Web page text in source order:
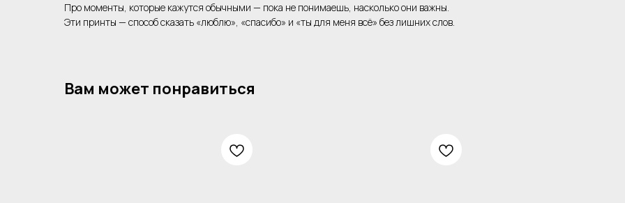
Про моменты, которые кажутся обычными — пока не понимаешь, насколько они важны.
Эти принты — способ сказать «люблю», «спасибо» и «ты для меня всё» без лишних слов.
Вам может понравиться